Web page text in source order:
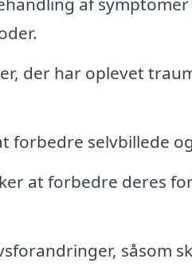
der har oplevet
forbedre selvbillede
at forbedre deres
såsom